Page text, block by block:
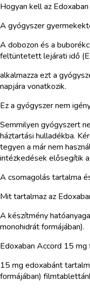
Hogyan kell az
A gyógyszer
A dobozon és a
feltüntetett lejárati idő
alkalmazza ezt a
napjára vonatkozik.
Ez a gyógyszer nem
Semmilyen gyógyszert
háztartási hulladékba.
tegyen a már nem
intézkedések elősegítik
A csomagolás tartalma
Mit tartalmaz az
A készítmény
monohidrát formájában).
Edoxaban Accord 15
15 mg edoxabánt
formájában)